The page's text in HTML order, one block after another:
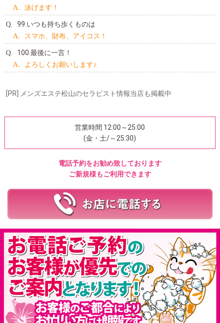
泳げます！
99.いつも持ち歩くものは
スマホ、財布、アイコス！
100.最後に一言！
よろしくお願いします♪
[PR] メンズエステ松山のセラピスト情報当店も掲載中
営業時間 12:00～25:00
(金・土/～25:30)
電話予約をお勧め致しております
ご新規様もご利用できます